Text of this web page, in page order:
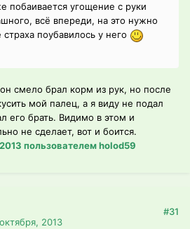
угощение с руки
всё впереди, на это нужно
поубавилось у него
смело брал корм из рук, но после
мой палец, а я виду не подал
его брать. Видимо в этом и
не сделает, вот и боится.
пользователем holod59
2013
#31